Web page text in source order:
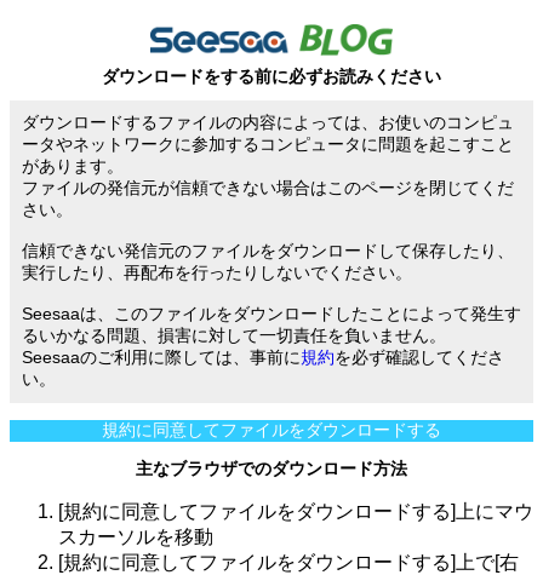
ダウンロードをする前に必ずお読みください
ダウンロードするファイルの内容によっては、お使いのコンピュ
ータやネットワークに参加するコンピュータに問題を起こすこと
があります。
ファイルの発信元が信頼できない場合はこのページを閉じてくだ
さい。
信頼できない発信元のファイルをダウンロードして保存したり、
実行したり、再配布を行ったりしないでください。
Seesaaは、このファイルをダウンロードしたことによって発生す
るいかなる問題、損害に対して一切責任を負いません。
Seesaaのご利用に際しては、事前に規約を必ず確認してくださ
い。
規約に同意してファイルをダウンロードする
主なブラウザでのダウンロード方法
[規約に同意してファイルをダウンロードする]上にマウ
スカーソルを移動
[規約に同意してファイルをダウンロードする]上で[右